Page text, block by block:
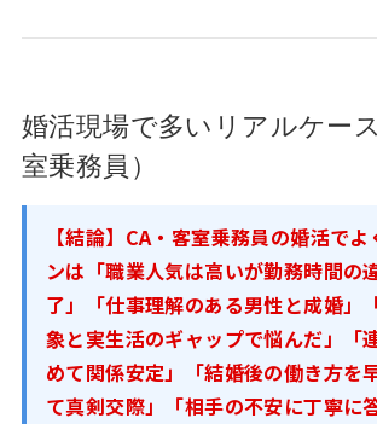
婚活現場で多いリアルケー
室乗務員）
【結論】CA・客室乗務員の婚活で
ンは「職業人気は高いが勤務時間の
了」「仕事理解のある男性と成婚」
象と実生活のギャップで悩んだ」「
めて関係安定」「結婚後の働き方を
て真剣交際」「相手の不安に丁寧に